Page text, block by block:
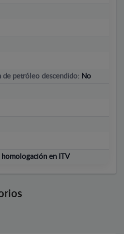
de petróleo descendido: No
homologación en ITV